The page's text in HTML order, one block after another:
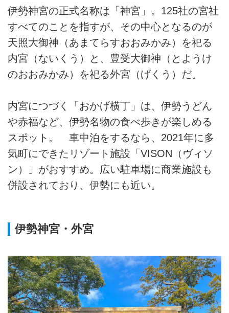
伊勢神宮の正式名称は「神宮」。125社の宮社
すべてのことを指すが、その中心となるのが
天照大御神（あまてらすおおみかみ）を祀る
内宮（ないくう）と、豊受大御神（とようけ
のおおみかみ）を祀る外宮（げくう）だ。
内宮につづく「おかげ横丁」は、伊勢うどん
や赤福など、伊勢名物の食べ歩きが楽しめる
スポット。 車中泊をするなら、2021年に多
気町にできたリゾート施設「VISON（ヴィソ
ン）」がおすすめ。広い駐車場に商業施設も
併設されており、伊勢にも近い。
伊勢神宮・外宮